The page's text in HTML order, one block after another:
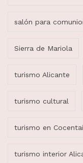
salón para
Sierra de Mariola
turismo Alicante
turismo cultural
turismo en
turismo interior